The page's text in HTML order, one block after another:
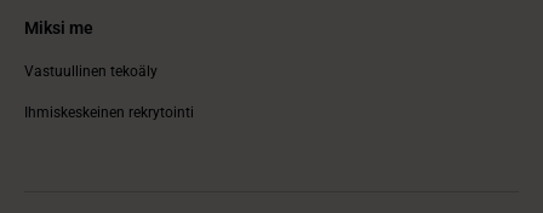
Miksi me
Vastuullinen tekoäly
Ihmiskeskeinen rekrytointi